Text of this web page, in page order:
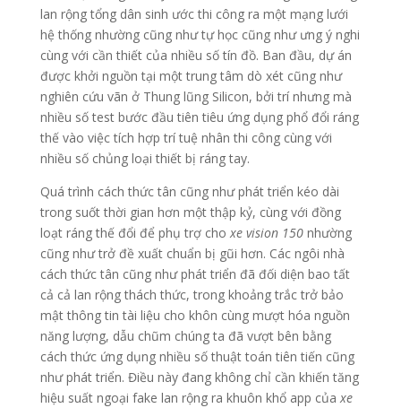
lan rộng tổng dân sinh ước thi công ra một mạng lưới
hệ thống nhường cũng như tự học cũng như ưng ý nghi
cùng với cần thiết của nhiều số tín đồ. Ban đầu, dự án
được khởi nguồn tại một trung tâm dò xét cũng như
nghiên cứu vãn ở Thung lũng Silicon, bởi trí nhưng mà
nhiều số test bước đầu tiên tiêu ứng dụng phổ đổi ráng
thế vào việc tích hợp trí tuệ nhân thi công cùng với
nhiều số chủng loại thiết bị ráng tay.
Quá trình cách thức tân cũng như phát triển kéo dài
trong suốt thời gian hơn một thập kỷ, cùng với đồng
loạt ráng thế đổi để phụ trợ choxe vision 150nhường
cũng như trở đề xuất chuẩn bị gũi hơn. Các ngôi nhà
cách thức tân cũng như phát triển đã đối diện bao tất
cả cả lan rộng thách thức, trong khoảng trắc trở bảo
mật thông tin tài liệu cho khôn cùng mượt hóa nguồn
năng lượng, dẫu chũm chúng ta đã vượt bên bằng
cách thức ứng dụng nhiều số thuật toán tiên tiến cũng
như phát triển. Điều này đang không chỉ cần khiến tăng
hiệu suất ngoại fake lan rộng ra khuôn khổ app củaxe